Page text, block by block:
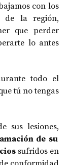
con los
de la región,
que perder
lo antes
todo el
tú no tengas
sus lesiones,
de su
sufridos en